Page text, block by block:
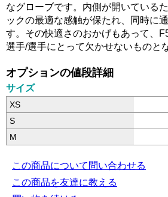
なグローブです。内側が開いている
ックの最適な感触が保たれ、同時に
す。その快適さのおかげもあって、
選手/選手にとって欠かせないものと
オプションの値段詳細
サイズ
XS
S
M
この商品について問い合わせる
この商品を友達に教える